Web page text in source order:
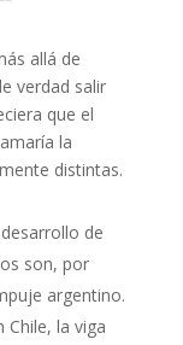
allá de
verdad salir
que el
la
distintas.
de
son, por
argentino.
la viga